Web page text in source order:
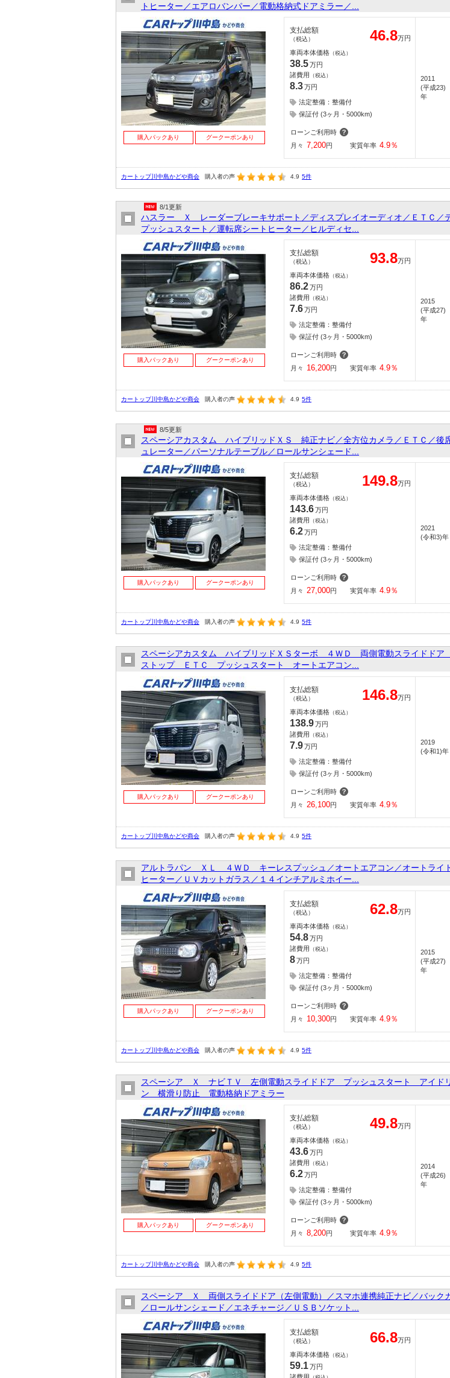
トヒーター／エアロバンパー／電動格納式ドアミラー／...
購入パックあり グークーポンあり
支払総額
（税込） 46.8万円
車両本体価格 （税込）
38.5万円
諸費用 （税込）
8.3万円
法定整備：整備付
保証付 (3ヶ月・5000km)
ローンご利用時
月々 7,200円 実質年率 4.9％
2011
(平成23)
年
カートップ川中島かどや商会 購入者の声 4.9 5件
8/1更新
ハスラー Ｘ レーダーブレーキサポート／ディスプレイオーディオ／ＥＴＣ／
プッシュスタート／運転席シートヒーター／ヒルディセ...
購入パックあり グークーポンあり
支払総額
（税込） 93.8万円
車両本体価格 （税込）
86.2万円
諸費用 （税込）
7.6万円
法定整備：整備付
保証付 (3ヶ月・5000km)
ローンご利用時
月々
16,200円 実質年率 4.9％
2015
(平成27)
年
カートップ川中島かどや商会 購入者の声 4.9 5件
8/5更新
スペーシアカスタム ハイブリッドＸＳ 純正ナビ／全方位カメラ／ＥＴＣ／後
ュレーター／パーソナルテーブル／ロールサンシェード...
購入パックあり グークーポンあり
支払総額
（税込） 149.8万円
車両本体価格 （税込）
143.6万円
諸費用 （税込）
6.2万円
法定整備：整備付
保証付 (3ヶ月・5000km)
ローンご利用時
月々 27,000円 実質年率 4.9％
2021
(令和3)年
カートップ川中島かどや商会 購入者の声 4.9 5件
スペーシアカスタム ハイブリッドＸＳターボ ４ＷＤ 両側電動スライドド
ストップ ＥＴＣ プッシュスタート オートエアコン...
購入パックあり グークーポンあり
支払総額
（税込） 146.8万円
車両本体価格 （税込）
138.9万円
諸費用 （税込）
7.9万円
法定整備：整備付
保証付 (3ヶ月・5000km)
ローンご利用時
月々 26,100円 実質年率 4.9％
2019
(令和1)年
カートップ川中島かどや商会 購入者の声 4.9 5件
アルトラパン ＸＬ ４ＷＤ キーレスプッシュ／オートエアコン／オートライ
ヒーター／ＵＶカットガラス／１４インチアルミホイー...
購入パックあり グークーポンあり
支払総額
（税込） 62.8万円
車両本体価格 （税込）
54.8万円
諸費用 （税込）
8万円
法定整備：整備付
保証付 (3ヶ月・5000km)
ローンご利用時
月々
10,300円 実質年率 4.9％
2015
(平成27)
年
カートップ川中島かどや商会 購入者の声 4.9 5件
スペーシア Ｘ ナビＴＶ 左側電動スライドドア プッシュスタート アイド
ン 横滑り防止 電動格納ドアミラー
購入パックあり グークーポンあり
支払総額
（税込） 49.8万円
車両本体価格 （税込）
43.6万円
諸費用 （税込）
6.2万円
法定整備：整備付
保証付 (3ヶ月・5000km)
ローンご利用時
月々 8,200円 実質年率 4.9％
2014
(平成26)
年
カートップ川中島かどや商会 購入者の声 4.9 5件
スペーシア Ｘ 両側スライドドア（左側電動）／スマホ連携純正ナビ／バック
／ロールサンシェード／エネチャージ／ＵＳＢソケット...
支払総額
（税込） 66.8万円
車両本体価格 （税込）
59.1万円